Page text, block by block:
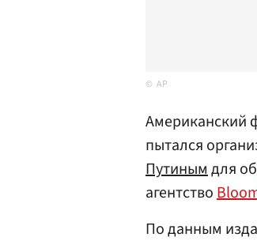
AP
Американский
пытался
Путинымдля
агентство
По данным